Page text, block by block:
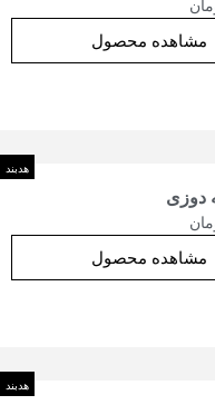
مشاهده محصول
دوزی
هدبند
مشاهده محصول
هدبند